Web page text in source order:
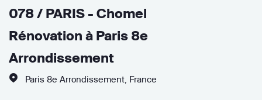
078 / PARIS - Chomel
Rénovation à Paris 8e
Arrondissement
Paris 8e Arrondissement France